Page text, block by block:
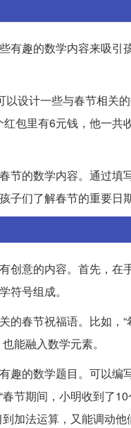
有趣的数学内容来吸
以设计一些与春节相
包里有6元钱，他一
节的数学内容。通过
们了解春节的重要日
创意的内容。首先，
符号组成。
的春节祝福语。比如
能融入数学元素。
趣的数学题目。可以
节期间，小明收到了
加法运算，又能调动他